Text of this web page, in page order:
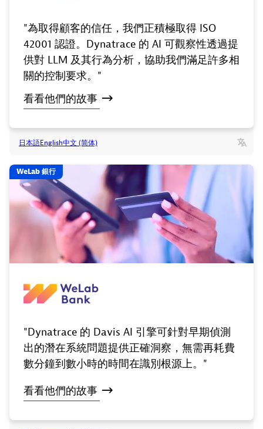
"為取得顧客的信任，我們正積極取得 ISO
42001 認證。Dynatrace 的 AI 可觀察性透過提
供對 LLM 及其行為分析，協助我們滿足許多相
關的控制要求。"
看看他們的故事
日本語English中文 (简体)
WeLab 銀行
"Dynatrace 的 Davis AI 引擎可針對早期偵測
出的潛在系統問題提供正確洞察，無需再耗費
數分鐘到數小時的時間在識別根源上。"
看看他們的故事